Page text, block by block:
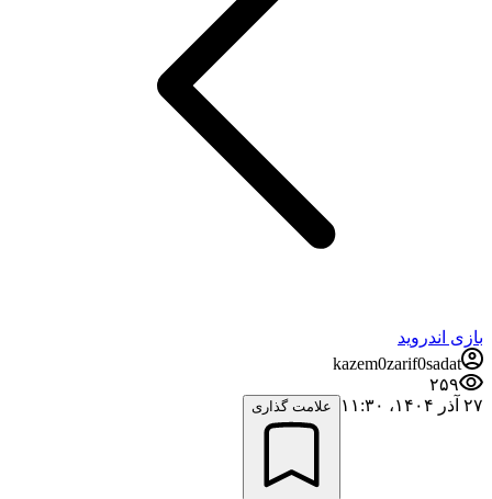
بازی اندروید
kazem0zarif0sadat
۲۵۹
۲۷ آذر ۱۴۰۴،‏ ۱۱:۳۰
علامت گذاری